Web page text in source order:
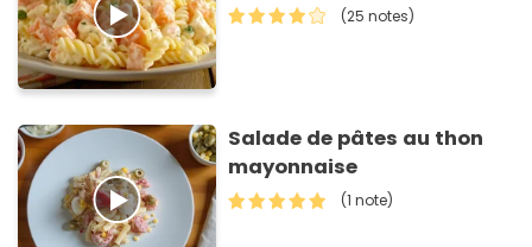
(25 notes)
Salade de pâtes au thon
mayonnaise
(1 note)